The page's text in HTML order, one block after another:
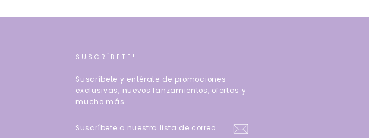
SUSCRÍBETE!
Suscríbete y entérate de promociones
exclusivas, nuevos lanzamientos, ofertas y
mucho más
A